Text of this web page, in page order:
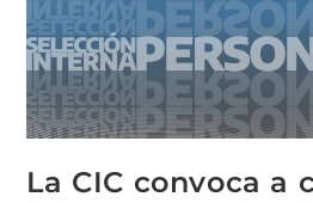
La CIC convoca a